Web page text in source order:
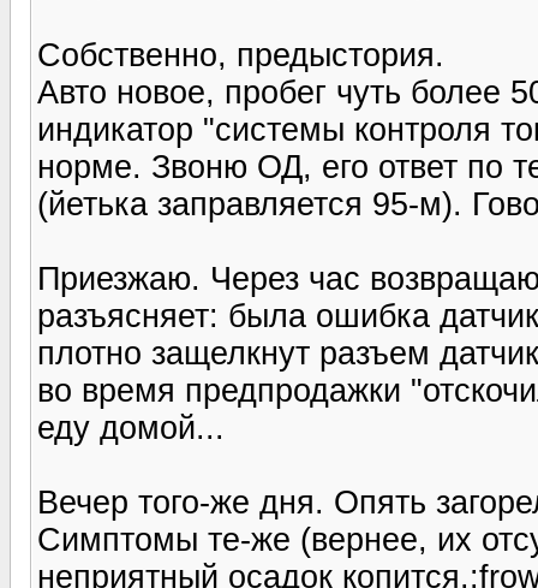
Собственно, предыстория.
Авто новое, пробег чуть более
индикатор "системы контроля
норме. Звоню ОД, его ответ по
(йетька заправляется 95-м).
Приезжаю. Через час
разъясняет: была ошибка
плотно защелкнут разъем
во время предпродажки
еду домой...
Вечер того-же дня. Опять
Симптомы те-же (вернее, их
неприятный осадок